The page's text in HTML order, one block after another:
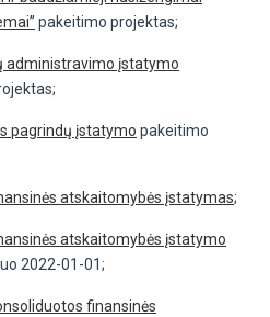
pakeitimo projektas;
administravimo įstatymo
pagrindų įstatymo pakeitimo
atskaitomybės įstatymas;
atskaitomybės įstatymo
2022-01-01;
finansinės